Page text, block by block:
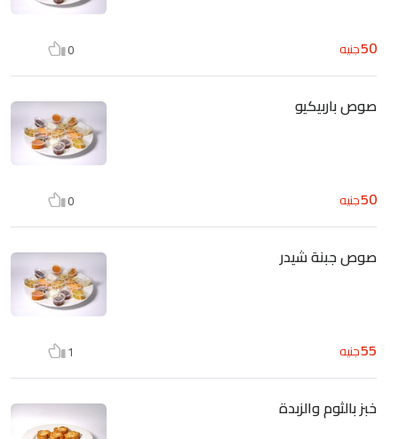
50جنيه 0
صوص باربيكيو
50جنيه 0
صوص جبنة شيدر
55جنيه 1
خبز بالثوم والزبدة